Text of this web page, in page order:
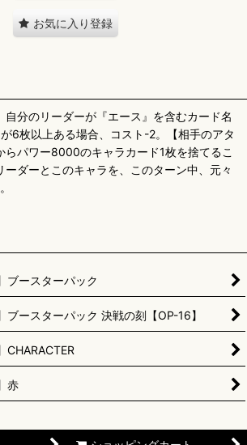
お気に入り登録
自分のリーダーが『エース』を含むカード名
6枚以上ある場合、コスト-2。【相手のアタ
らパワー8000のキャラカード1枚を捨てるこ
ーダーとこのキャラを、このターン中、元々
ブースターパック
ブースターパック 決戦の刻【OP-16】
CHARACTER
赤